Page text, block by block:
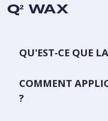
Q² WAX
QU'EST-CE QUE
COMMENT
?